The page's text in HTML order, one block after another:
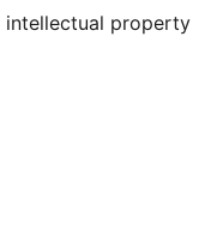
intellectual property